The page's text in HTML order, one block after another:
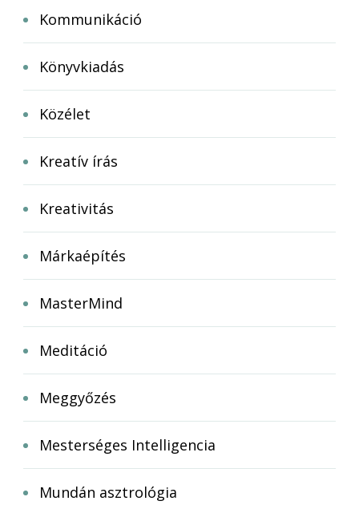
Kommunikáció
Könyvkiadás
Közélet
Kreatív írás
Kreativitás
Márkaépítés
MasterMind
Meditáció
Meggyőzés
Mesterséges Intelligencia
Mundán asztrológia